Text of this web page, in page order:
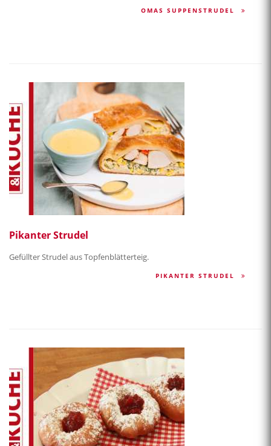
OMAS SUPPENSTRUDEL
Pikanter Strudel
Gefüllter Strudel aus Topfenblätterteig.
PIKANTER STRUDEL